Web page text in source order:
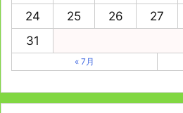
24
25 26 27
31
« 7月